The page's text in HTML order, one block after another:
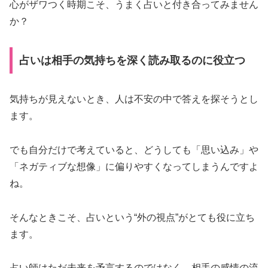
心がザワつく時期こそ、うまく占いと付き合ってみません
か？
占いは相手の気持ちを深く読み取るのに役立つ
気持ちが見えないとき、人は不安の中で答えを探そうとし
ます。
でも自分だけで考えていると、どうしても「思い込み」や
「ネガティブな想像」に偏りやすくなってしまうんですよ
ね。
そんなときこそ、占いという“外の視点”がとても役に立ち
ます。